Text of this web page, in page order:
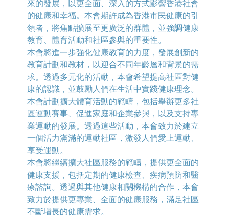
來的發展，以更全面、深入的方式影響香港社會
的健康和幸福。本會期許成為香港市民健康的引
領者，將焦點擴展至更廣泛的群體，並強調健康
教育、體育活動和社區參與的重要性。
本會將進一步強化健康教育的力度，發展創新的
教育計劃和教材，以迎合不同年齡層和背景的需
求。透過多元化的活動，本會希望提高社區對健
康的認識，並鼓勵人們在生活中實踐健康理念。
本會計劃擴大體育活動的範疇，包括舉辦更多社
區運動賽事、促進家庭和企業參與，以及支持專
業運動的發展。透過這些活動，本會致力於建立
一個活力滿滿的運動社區，激發人們愛上運動、
享受運動。
本會將繼續擴大社區服務的範疇，提供更全面的
健康支援，包括定期的健康檢查、疾病預防和醫
療諮詢。透過與其他健康相關機構的合作，本會
致力於提供更專業、全面的健康服務，滿足社區
不斷增長的健康需求。